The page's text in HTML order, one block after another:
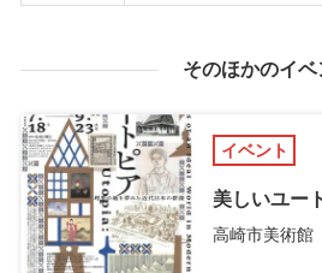
そのほかのイベ
イベント
美しいユー
高崎市美術館